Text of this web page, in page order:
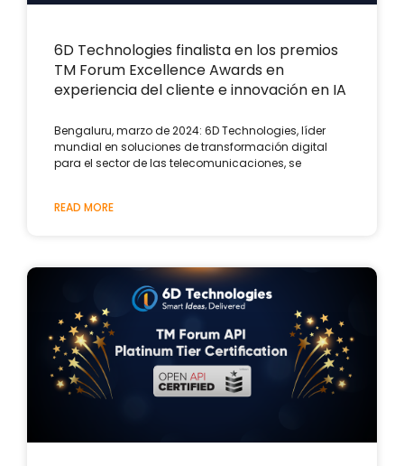
6D Technologies finalista en los premios
TM Forum Excellence Awards en
experiencia del cliente e innovación en IA
Bengaluru, marzo de 2024: 6D Technologies, líder
mundial en soluciones de transformación digital
para el sector de las telecomunicaciones, se
READ MORE